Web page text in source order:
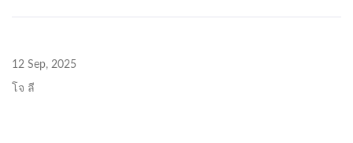
12 Sep, 2025
โจ ลี